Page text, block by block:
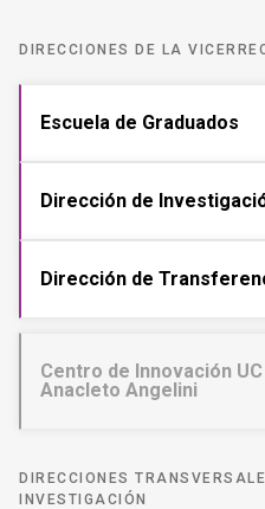
DIRECCIONES DE LA
Escuela de Graduados
Dirección de
Dirección de
Centro de Innovación UC
Anacleto Angelini
DIRECCIONES
INVESTIGACIÓN